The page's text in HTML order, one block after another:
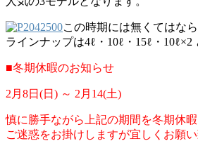
この時期には無くてはな
ラインナップは4ℓ・10ℓ・15ℓ・
■冬期休暇のお知らせ
2月8日(日) ～ 2月14(土)
慎に勝手ながら上記の期間を冬期休暇
ご迷惑をお掛けしますが宜しくお願い